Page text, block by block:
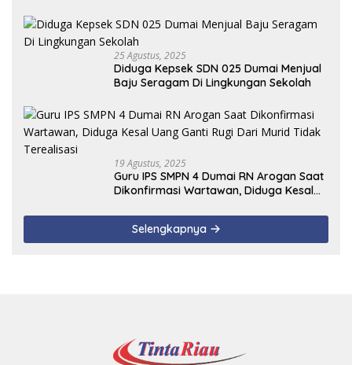
25 Agustus, 2025
Diduga Kepsek SDN 025 Dumai Menjual
Baju Seragam Di Lingkungan Sekolah
19 Agustus, 2025
Guru IPS SMPN 4 Dumai RN Arogan Saat
Dikonfirmasi Wartawan, Diduga Kesal
Terealisasi
Selengkapnya